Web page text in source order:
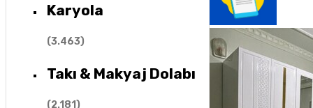
Karyola
(3.463)
Takı & Makyaj Dolabı
(2.181)